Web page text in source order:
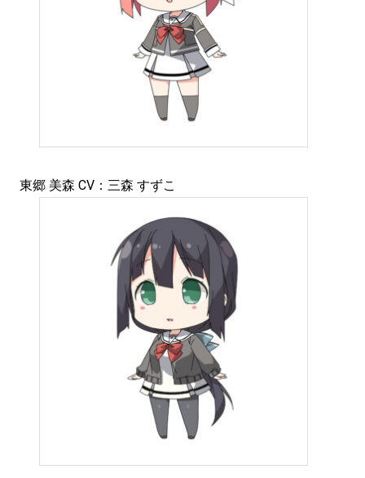
東郷 美森 CV：三森 すずこ